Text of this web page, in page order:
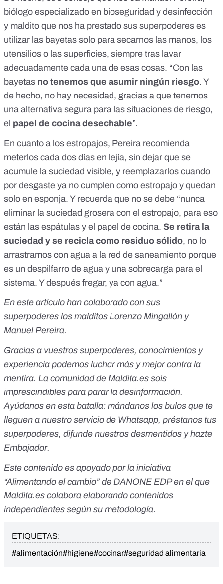
biólogo especializado en bioseguridad y desinfección
y maldito que nos ha prestado sus superpoderes es
utilizar las bayetas solo para secarnos las manos, los
utensilios o las superficies, siempre tras lavar
adecuadamente cada una de esas cosas. “Con las
bayetas no tenemos que asumir ningún riesgo. Y
de hecho, no hay necesidad, gracias a que tenemos
una alternativa segura para las situaciones de riesgo,
el papel de cocina desechable”.
En cuanto a los estropajos, Pereira recomienda
meterlos cada dos días en lejía, sin dejar que se
acumule la suciedad visible, y reemplazarlos cuando
por desgaste ya no cumplen como estropajo y quedan
solo en esponja. Y recuerda que no se debe “nunca
eliminar la suciedad grosera con el estropajo, para eso
están las espátulas y el papel de cocina. Se retira la
suciedad y se recicla como residuo sólido, no lo
arrastramos con agua a la red de saneamiento porque
es un despilfarro de agua y una sobrecarga para el
sistema. Y después fregar, ya con agua.”
En este artículo han colaborado con sus
superpoderes los malditos Lorenzo Mingallón y
Manuel Pereira.
Gracias a vuestros superpoderes, conocimientos y
experiencia podemos luchar más y mejor contra la
mentira. La comunidad de Maldita.es sois
imprescindibles para parar la desinformación.
Ayúdanos en esta batalla: mándanos los bulos que te
lleguen a nuestro servicio de Whatsapp, préstanos tus
superpoderes, difunde nuestros desmentidos yhazte
Embajador.
Este contenido es apoyado por la iniciativa
“Alimentando el cambio” de DANONE EDP en el que
Maldita.es colabora elaborando contenidos
independientes según su metodología.
ETIQUETAS:
#alimentación#higiene#cocinar#seguridad alimentaria